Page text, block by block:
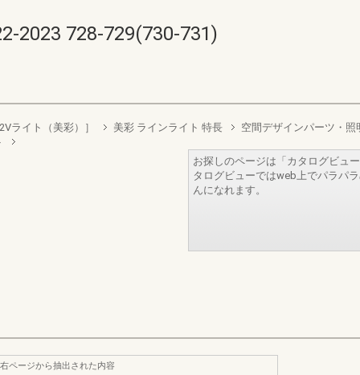
2023 728-729(730-731)
ライト（美彩）］ 美彩 ラインライト 特長 空間デザインパーツ・照
お探しのページは「カタログビュ
タログビューではweb上でパラパ
んになれます。
右ページから抽出された内容